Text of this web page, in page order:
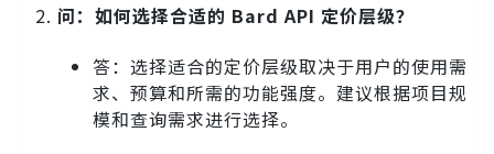
问：如何选择合适的 Bard API 定价层级？
答：选择适合的定价层级取决于用户的使用需
求、预算和所需的功能强度。建议根据项目规
模和查询需求进行选择。